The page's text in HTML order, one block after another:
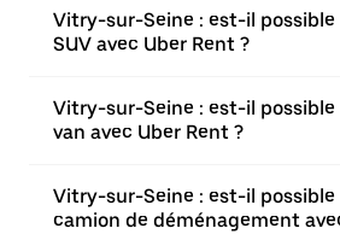
Vitry-sur-Seine : est-il possible
SUV avec Uber Rent ?
Vitry-sur-Seine : est-il possible
van avec Uber Rent ?
Vitry-sur-Seine : est-il possible
camion de déménagement